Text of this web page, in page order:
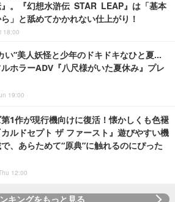
』。『幻想水滸伝 STAR LEAP』は「基本
」と舐めてかかれない仕上がり！
18:00
い”美人妖怪と少年のドキドキなひと夏…
ホラーADV『八尺様がいた夏休み』プレ
19:00
1作が現行機向けに復活！懐かしくも色褪
ルドセプト ザ ファースト』遊びやすい機
、あらためて“原典”に触れるのにぴった
12:00
キングをもっと見る